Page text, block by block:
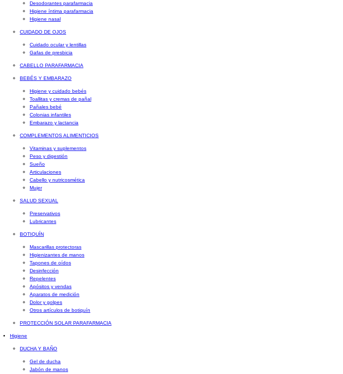
Desodorantes parafarmacia
Higiene íntima parafarmacia
Higiene nasal
CUIDADO DE OJOS
Cuidado ocular y lentillas
Gafas de presbicia
CABELLO PARAFARMACIA
BEBÉS Y EMBARAZO
Higiene y cuidado bebés
Toallitas y cremas de pañal
Pañales bebé
Colonias infantiles
Embarazo y lactancia
COMPLEMENTOS ALIMENTICIOS
Vitaminas y suplementos
Peso y digestión
Sueño
Articulaciones
Cabello y nutricosmética
Mujer
SALUD SEXUAL
Preservativos
Lubricantes
BOTIQUÍN
Mascarillas protectoras
Higienizantes de manos
Tapones de oídos
Desinfección
Repelentes
Apósitos y vendas
Aparatos de medición
Dolor y golpes
Otros artículos de botiquín
PROTECCIÓN SOLAR PARAFARMACIA
Higiene
DUCHA Y BAÑO
Gel de ducha
Jabón de manos